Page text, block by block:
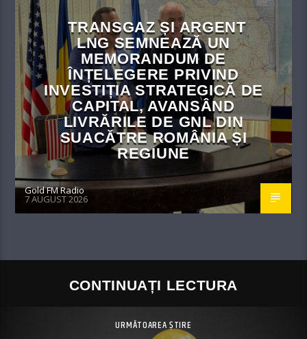
TRANSGAZ ȘI ARGENT
LNG SEMNEAZĂ UN
MEMORANDUM DE
ÎNȚELEGERE PRIVIND
INVESTIȚIA STRATEGICĂ DE
CAPITAL, AVANSÂND
LIVRĂRILE DE GNL DIN
SUACĂTRE ROMÂNIA ȘI
REGIUNE
Gold FM Radio
7 AUGUST 2026
CONTINUAȚI LECTURA
URMĂTOAREA ȘTIRE